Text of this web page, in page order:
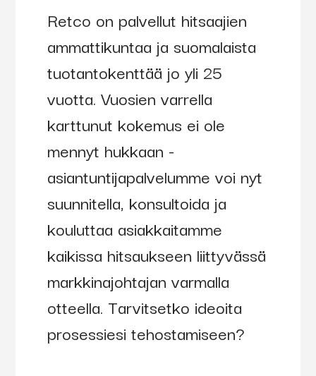
Retco on palvellut hitsaajien
ammattikuntaa ja suomalaista
tuotantokenttää jo yli 25
vuotta. Vuosien varrella
karttunut kokemus ei ole
mennyt hukkaan -
asiantuntijapalvelumme voi nyt
suunnitella, konsultoida ja
kouluttaa asiakkaitamme
kaikissa hitsaukseen liittyvässä
markkinajohtajan varmalla
otteella. Tarvitsetko ideoita
prosessiesi tehostamiseen?